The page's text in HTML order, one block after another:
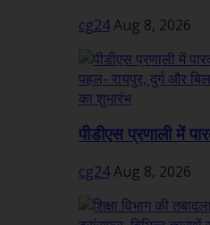
cg24Aug 8, 2026
पीडीएस प्रणाली में
cg24Aug 8, 2026